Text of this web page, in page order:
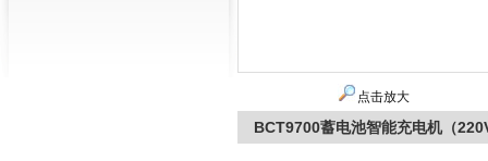
点击放大
BCT9700蓄电池智能充电机（